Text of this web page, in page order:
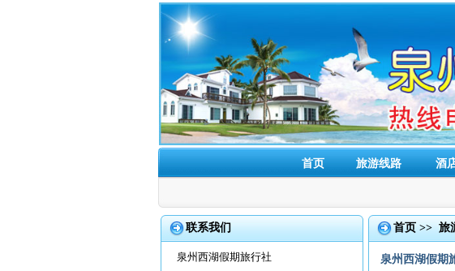
首页 旅游线路 酒
联系我们
泉州西湖假期旅行社
首页 >> 旅
泉州西湖假期